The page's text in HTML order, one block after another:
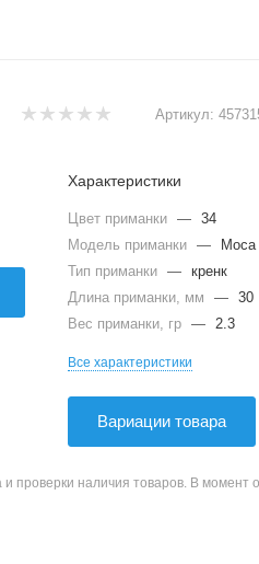
Артикул:
Характеристики
Цвет приманки — 34
Модель приманки —
Тип приманки — кренк
Длина приманки, мм
— 30
Вес приманки, гр — 2.3
Все характеристики
Вариации товара
и проверки наличия товаров. В момент